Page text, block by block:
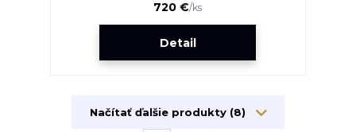
720 €/ks
Detail
Načítať ďalšie produkty (8)